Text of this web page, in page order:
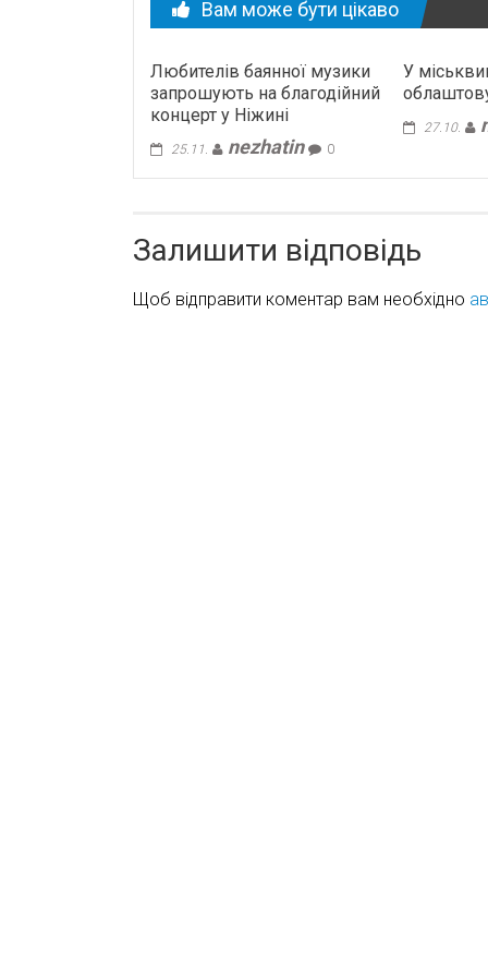
Вам може бути цікаво
Любителів баянної музики
запрошують на благодійний
концерт у Ніжині
25.11. nezhatin 0
У
27.10.
Залишити відповідь
Щоб відправити коментар вам необхідно